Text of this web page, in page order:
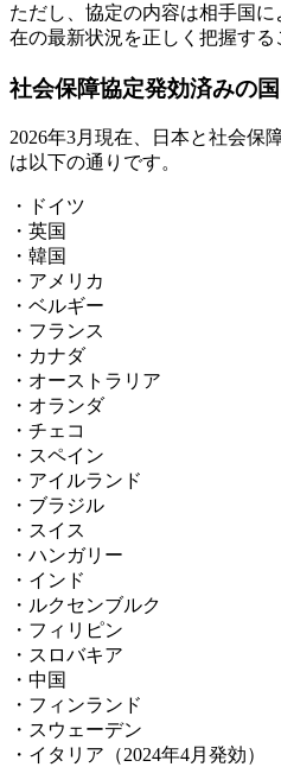
ただし、協定の内容は相手国
在の最新状況を正しく把握する
社会保障協定発効済みの
2026年3月現在、日本と社会保
は以下の通りです。
・ドイツ
・英国
・韓国
・アメリカ
・ベルギー
・フランス
・カナダ
・オーストラリア
・オランダ
・チェコ
・スペイン
・アイルランド
・ブラジル
・スイス
・ハンガリー
・インド
・ルクセンブルク
・フィリピン
・スロバキア
・中国
・フィンランド
・スウェーデン
・イタリア（2024年4月発効）